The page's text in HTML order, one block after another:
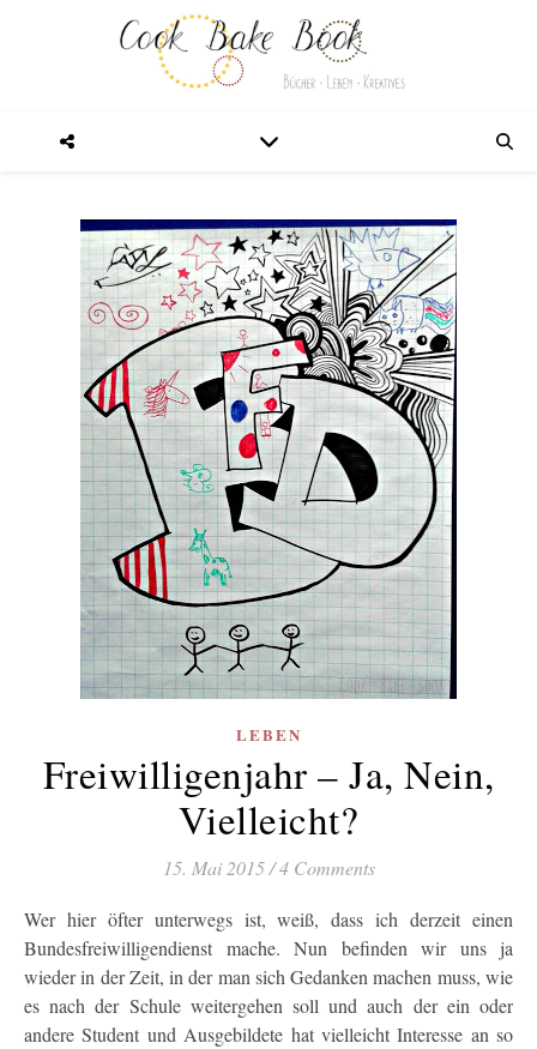
LEBEN
Freiwilligenjahr – Ja, Nein,
Vielleicht?
15. Mai 2015/ 4 Comments
Wer hier öfter unterwegs ist, weiß, dass ich derzeit einen
Bundesfreiwilligendienst mache. Nun befinden wir uns ja
wieder in der Zeit, in der man sich Gedanken machen muss, wie
es nach der Schule weitergehen soll und auch der ein oder
andere Student und Ausgebildete hat vielleicht Interesse an so